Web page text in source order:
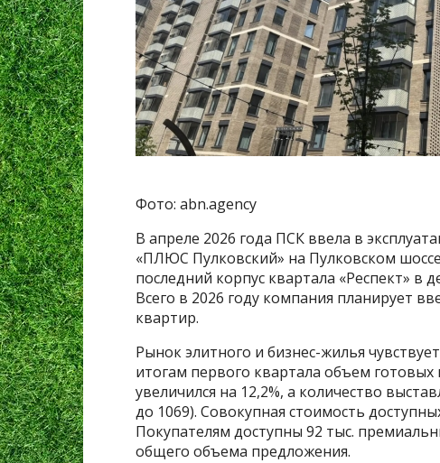
Фото: abn.agency
В апреле 2026 года ПСК ввела в
«ПЛЮС Пулковский» на Пулковском
последний корпус квартала «Респект» в
Всего в 2026 году компания планирует
квартир.
Рынок элитного и бизнес-жилья
итогам первого квартала объем
увеличился на 12,2%, а количество
до 1069). Совокупная стоимость
Покупателям доступны 92 тыс.
общего объема предложения.